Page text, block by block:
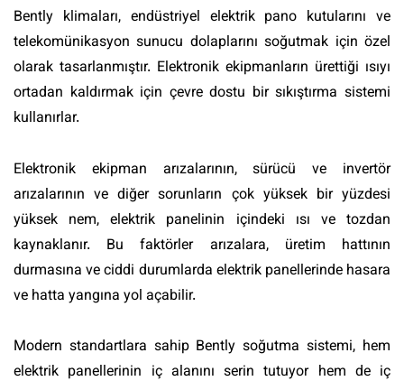
Bently klimaları, endüstriyel elektrik pano kutularını ve
telekomünikasyon sunucu dolaplarını soğutmak için özel
olarak tasarlanmıştır. Elektronik ekipmanların ürettiği ısıyı
ortadan kaldırmak için çevre dostu bir sıkıştırma sistemi
kullanırlar.
Elektronik ekipman arızalarının, sürücü ve invertör
arızalarının ve diğer sorunların çok yüksek bir yüzdesi
yüksek nem, elektrik panelinin içindeki ısı ve tozdan
kaynaklanır. Bu faktörler arızalara, üretim hattının
durmasına ve ciddi durumlarda elektrik panellerinde hasara
ve hatta yangına yol açabilir.
Modern standartlara sahip Bently soğutma sistemi, hem
elektrik panellerinin iç alanını serin tutuyor hem de iç